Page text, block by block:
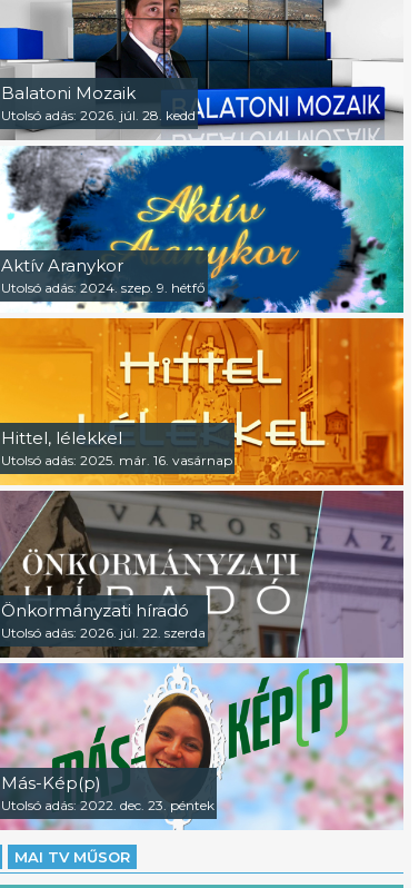
Balatoni Mozaik
Utolsó adás: 2026. júl. 28. kedd
Aktív Aranykor
Utolsó adás: 2024. szep. 9. hétfő
Hittel, lélekkel
Utolsó adás: 2025. már. 16. vasárnap
Önkormányzati híradó
Utolsó adás: 2026. júl. 22. szerda
Más-Kép(p)
Utolsó adás: 2022. dec. 23. péntek
MAI TV MŰSOR